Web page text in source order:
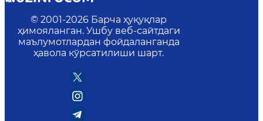
© 2001-2026 Барча ҳуқуқлар
ҳимояланган. Ушбу веб-сайтдаги
маълумотлардан фойдаланганда
ҳавола кўрсатилиши шарт.